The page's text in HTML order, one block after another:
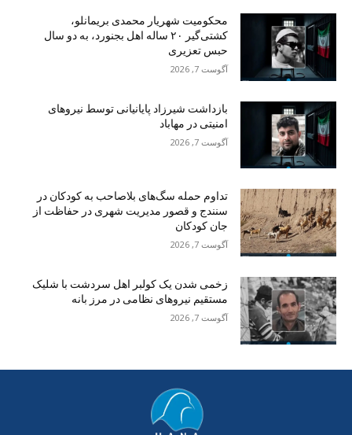
محکومیت شهریار محمدی بریمانلو،
کشتی‌گیر ۲۰ ساله اهل بجنورد، به دو سال
حبس تعزیری
آگوست 7, 2026
بازداشت شیرزاد پایانیانی توسط نیروهای
امنیتی در مهاباد
آگوست 7, 2026
تداوم حمله سگ‌های بلاصاحب به کودکان در
سنندج و قصور مدیریت شهری در حفاظت از
جان کودکان
آگوست 7, 2026
زخمی شدن یک کولبر اهل سردشت با شلیک
مستقیم نیروهای نظامی در مرز بانه
آگوست 7, 2026